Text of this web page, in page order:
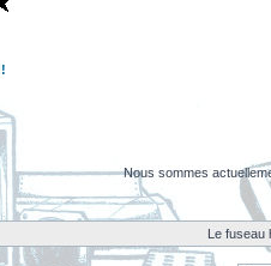
Nous sommes
Le fuseau